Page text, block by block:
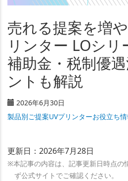
売れる提案を増
リンター LOシリ
補助金・税制優
ントも解説
2026年6月30日
製品別ご提案UVプリンターお役立ち
更新日：2026年7月28日
※本記事の内容は、記事更新日時点の
ず公式サイトでご確認ください。